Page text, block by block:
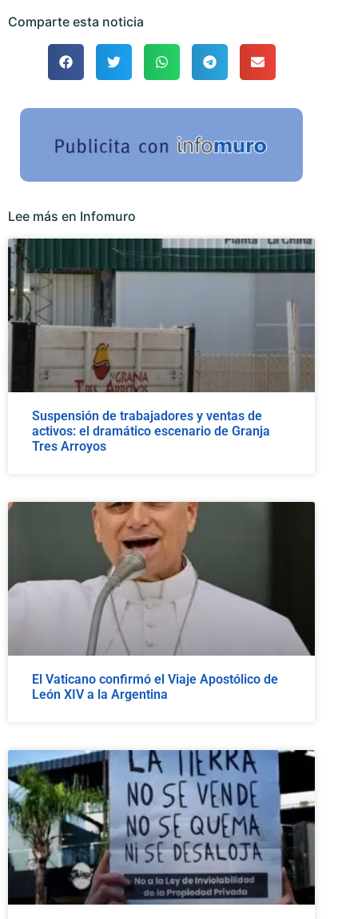
Comparte esta noticia
Lee más en Infomuro
Suspensión de trabajadores y ventas de
activos: el dramático escenario de Granja
Tres Arroyos
El Vaticano confirmó el Viaje Apostólico de
León XIV a la Argentina